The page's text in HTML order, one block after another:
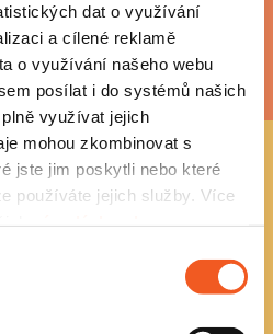
dat o využívání
a cílené reklamě
o využívání našeho webu
posílat i do systémů našich
využívat jejich
mohou zkombinovat s
jste jim poskytli nebo které
používáte jejich služby. Více
dopad a
chování